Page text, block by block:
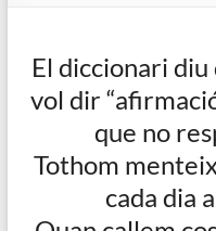
El diccionari
vol dir
que no
Tothom
cada dia